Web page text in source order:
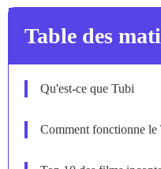
Table des
Qu'est-ce que Tubi
Comment fonctionne le